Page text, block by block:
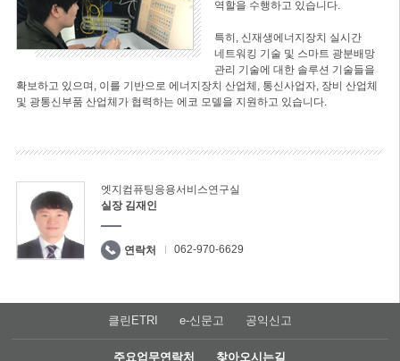
역할을 수행하고 있습니다.
특히, 신재생에너지장치 실시간
네트워킹 기술 및 스마트 광분배망
관리 기술에 대한 솔루션 기술들을
확보하고 있으며, 이를 기반으로 에너지장치 산업체, 통신사업자, 장비 산업체
및 광통신부품 산업체가 협력하는 에코 모델을 지원하고 있습니다.
엣지컴퓨팅응용서비스연구실
실장 김재인
연락처 062-970-6629
클린ETRI e-신문고 공익신고
주요업무연락처 찾아오시는길